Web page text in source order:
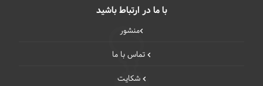
با ما در ارتباط باشید
منشور
تماس با ما
شکایت